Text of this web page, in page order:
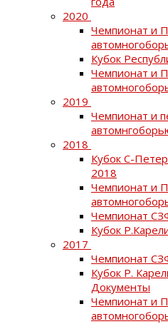
2020
Чемпионат и
Кубок
Чемпионат и
2019
Чемпионат и
2018
Кубок С-
2018
Чемпионат и
Чемпионат
Кубок
2017
Чемпионат
Кубок Р.
Документы
Чемпионат и